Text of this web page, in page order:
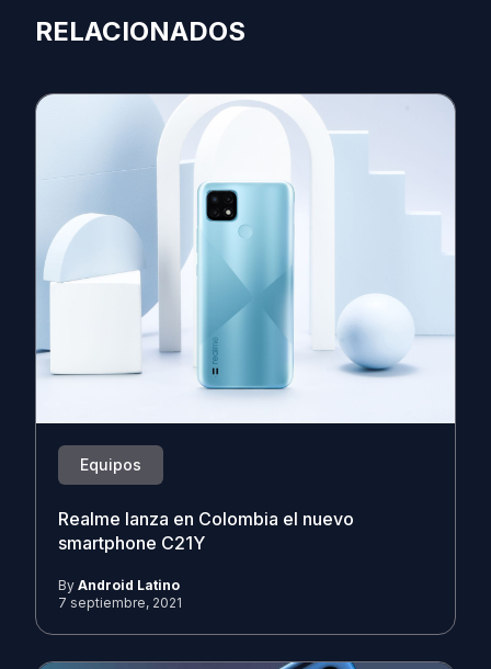
RELACIONADOS
Equipos
Realme lanza en Colombia el nuevo
smartphone C21Y
By Android Latino
7 septiembre, 2021